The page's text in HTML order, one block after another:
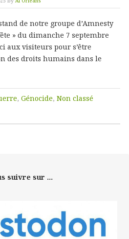
de notre groupe d’Amnesty
» du dimanche 7 septembre
aux visiteurs pour s’être
des droits humains dans le
, Génocide, Non classé
suivre sur ...